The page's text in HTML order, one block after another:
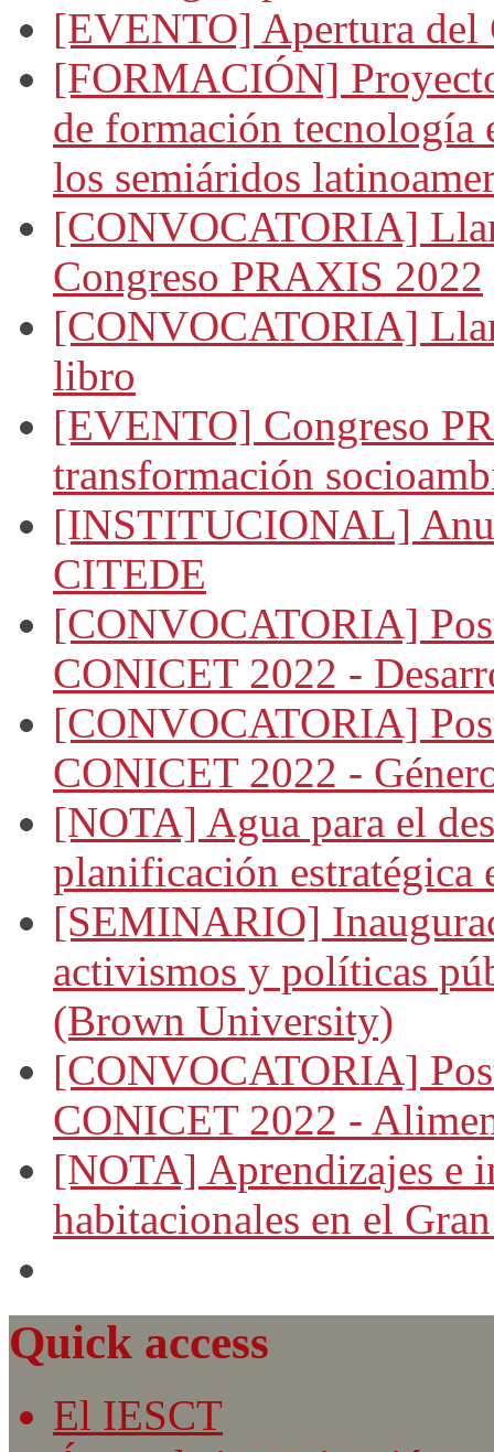
[EVENTO] Apertura del
[FORMACIÓN]
de formación tecnología
los semiáridos
[CONVOCATORIA]
Congreso PRAXIS 2022
[CONVOCATORIA]
libro
[EVENTO] Congreso
transformación
[INSTITUCIONAL]
CITEDE
[CONVOCATORIA]
CONICET 2022 -
[CONVOCATORIA]
CONICET 2022 -
[NOTA] Agua para el
planificación estratégica
[SEMINARIO]
activismos y políticas
(Brown University)
[CONVOCATORIA]
CONICET 2022 -
[NOTA] Aprendizajes e
habitacionales en el
Quick access
El IESCT